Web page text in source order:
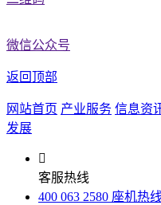
微信公众号
返回顶部
网站首页 产业服务 信息资
发展
客服热线
400 063 2580 座机热线